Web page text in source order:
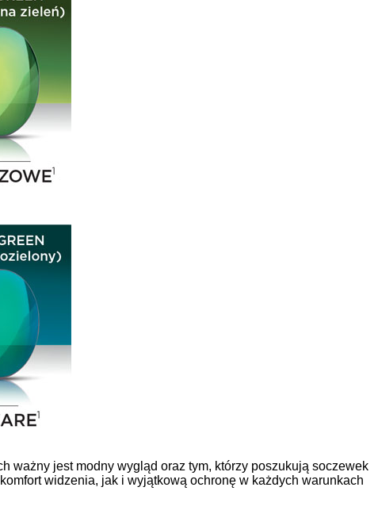
jest modny wygląd oraz tym, którzy poszukują soczewek
widzenia, jak i wyjątkową ochronę w każdych warunkach